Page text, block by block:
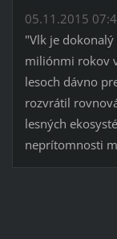
05.11.2015
"Vlk je
miliónmi rokov
lesoch dávno
rozvrátil
lesných
neprítomnosti